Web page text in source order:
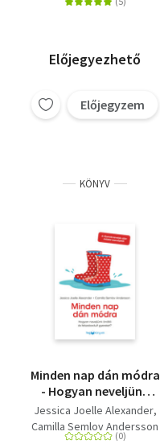
Előjegyezhető
Előjegyzem
KÖNYV
Minden nap dán módra
- Hogyan neveljünk
önálló és felszabadult
gyereket?
Jessica Joelle Alexander
Camilla Semlov Andersson